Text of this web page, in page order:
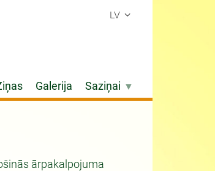
LV
Galerija Saziņai
ārpakalpojuma